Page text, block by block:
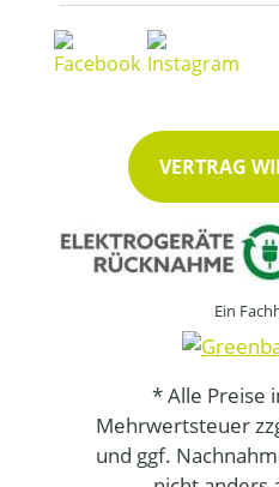
VERTRAG
Ein
* Alle Preise
Mehrwertsteuer
und ggf.